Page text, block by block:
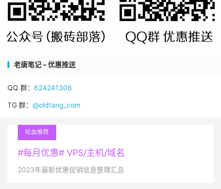
老唐笔记 – 优惠推送
QQ 群： 624241306
TG 群： @oldtang_com
吐血推荐
#每月优惠# VPS/主机/域名
2023年最新优惠促销信息整理汇总